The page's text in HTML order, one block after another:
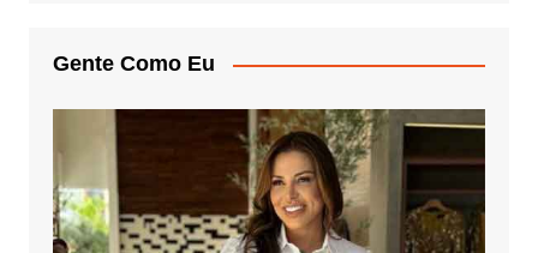
Gente Como Eu